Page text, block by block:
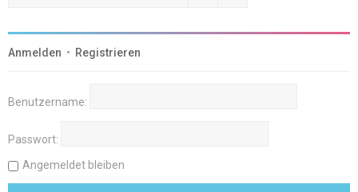
Anmelden • Registrieren
Benutzername:
Passwort:
Angemeldet bleiben